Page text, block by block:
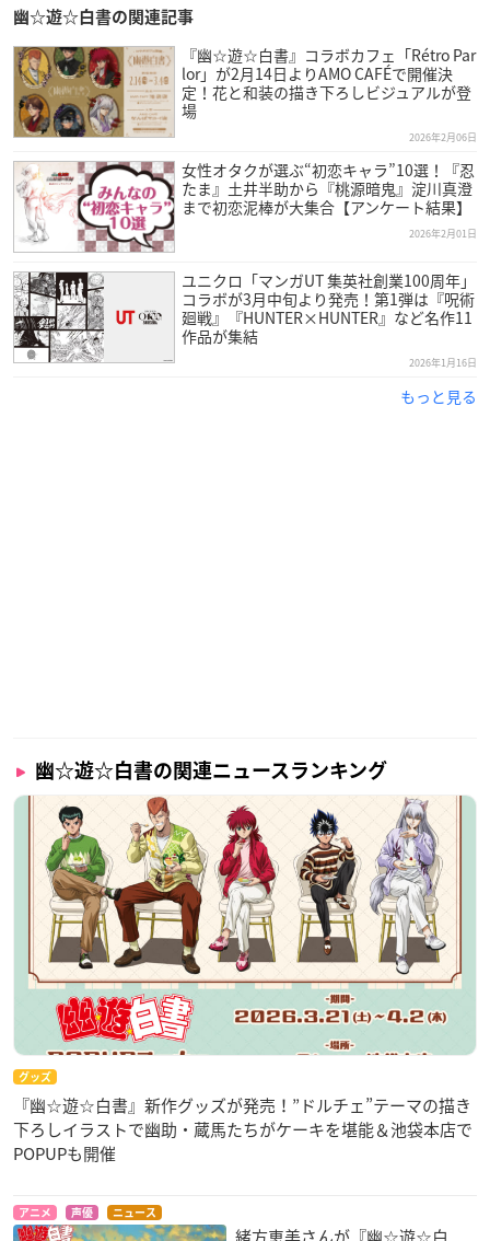
幽☆遊☆白書の関連記事
『幽☆遊☆白書』コラボカフェ「Rétro Par
lor」が2月14日よりAMO CAFÉで開催決
定！花と和装の描き下ろしビジュアルが登
場
2026年2月06日
女性オタクが選ぶ“初恋キャラ”10選！『忍
たま』土井半助から『桃源暗鬼』淀川真澄
まで初恋泥棒が大集合【アンケート結果】
2026年2月01日
ユニクロ「マンガUT 集英社創業100周年」
コラボが3月中旬より発売！第1弾は『呪術
廻戦』『HUNTER×HUNTER』など名作11
作品が集結
2026年1月16日
もっと見る
幽☆遊☆白書の関連ニュースランキング
グッズ
『幽☆遊☆白書』新作グッズが発売！”ドルチェ”テーマの描き
下ろしイラストで幽助・蔵馬たちがケーキを堪能＆池袋本店で
POPUPも開催
アニメ 声優 ニュース